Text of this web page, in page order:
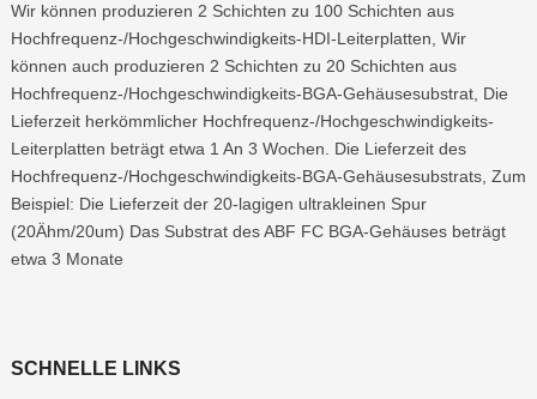
Wir können produzieren 2 Schichten zu 100 Schichten aus
Hochfrequenz-/Hochgeschwindigkeits-HDI-Leiterplatten, Wir
können auch produzieren 2 Schichten zu 20 Schichten aus
Hochfrequenz-/Hochgeschwindigkeits-BGA-Gehäusesubstrat, Die
Lieferzeit herkömmlicher Hochfrequenz-/Hochgeschwindigkeits-
Leiterplatten beträgt etwa 1 An 3 Wochen. Die Lieferzeit des
Hochfrequenz-/Hochgeschwindigkeits-BGA-Gehäusesubstrats, Zum
Beispiel: Die Lieferzeit der 20-lagigen ultrakleinen Spur
(20Ähm/20um) Das Substrat des ABF FC BGA-Gehäuses beträgt
etwa 3 Monate
SCHNELLE LINKS